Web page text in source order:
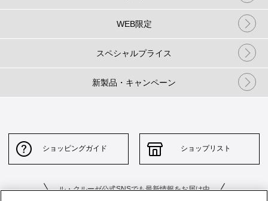
WEB限定
スペシャルプライス
新製品・キャンペーン
ショッピングガイド ショップリスト
ル・クルーゼ公式SNSでも最新情報をお届け中